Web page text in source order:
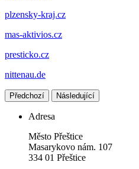
plzensky-kraj.cz
mas-aktivios.cz
presticko.cz
nittenau.de
Předchozí Následující
Adresa
Město Přeštice
Masarykovo nám. 107
334 01 Přeštice